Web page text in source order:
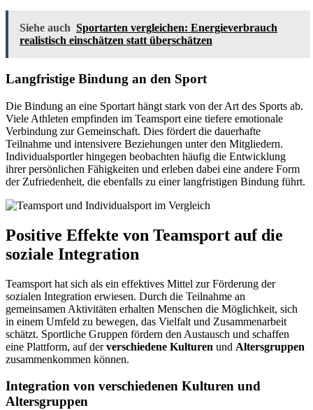
Siehe auch Sportarten vergleichen: Energieverbrauch
realistisch einschätzen statt überschätzen
Langfristige Bindung an den Sport
Die Bindung an eine Sportart hängt stark von der Art des Sports ab.
Viele Athleten empfinden im Teamsport eine tiefere emotionale
Verbindung zur Gemeinschaft. Dies fördert die dauerhafte
Teilnahme und intensivere Beziehungen unter den Mitgliedern.
Individualsportler hingegen beobachten häufig die Entwicklung
ihrer persönlichen Fähigkeiten und erleben dabei eine andere Form
der Zufriedenheit, die ebenfalls zu einer langfristigen Bindung führt.
Positive Effekte von Teamsport auf die
soziale Integration
Teamsport hat sich als ein effektives Mittel zur Förderung der
sozialen Integration erwiesen. Durch die Teilnahme an
gemeinsamen Aktivitäten erhalten Menschen die Möglichkeit, sich
in einem Umfeld zu bewegen, das Vielfalt und Zusammenarbeit
schätzt. Sportliche Gruppen fördern den Austausch und schaffen
eine Plattform, auf derverschiedene Kulturen und Altersgruppen
zusammenkommen können.
Integration von verschiedenen Kulturen und
Altersgruppen